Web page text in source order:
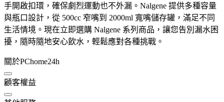
手開啟扣環，確保劇烈運動也不外漏。Nalgene 提供多種容量
與瓶口設計，從 500cc 窄嘴到 2000ml 寬嘴儲存罐，滿足不同
生活情境。現在立即選購 Nalgene 系列商品，讓您告別漏水困
擾，隨時隨地安心飲水，輕鬆應對各種挑戰。
關於PChome24h
顧客權益